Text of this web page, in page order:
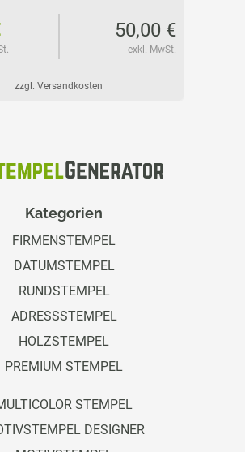
50,00 €
exkl. MwSt.
zzgl. Versandkosten
Kategorien
FIRMENSTEMPEL
DATUMSTEMPEL
RUNDSTEMPEL
ADRESSSTEMPEL
HOLZSTEMPEL
PREMIUM STEMPEL
STEMPEL
DESIGNER